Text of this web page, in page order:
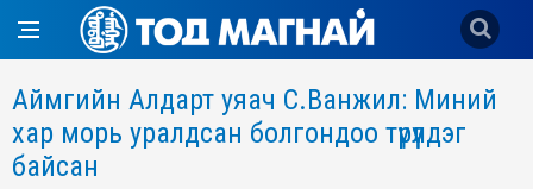
Аймгийн Алдарт уяач С.Ванжил: Миний
хар морь уралдсан болгондоо түрүүлдэг
байсан